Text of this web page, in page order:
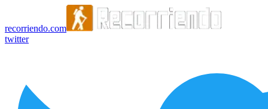
recorriendo.com
twitter